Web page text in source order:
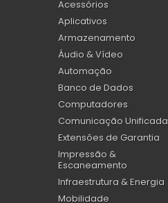
Acessórios
Aplicativos
Armazenamento
Áudio & Vídeo
Automação
Banco de Dados
Computadores
Comunicação Unificada
Extensões de Garantia
Impressão &
Escaneamento
Infraestrutura & Energia
Mobilidade